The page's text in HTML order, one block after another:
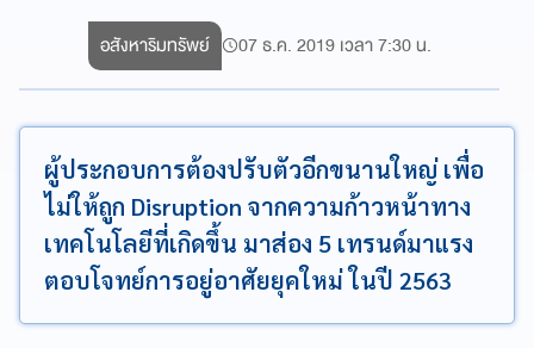
อสังหาริมทรัพย์ 07 ธ.ค. 2019 เวลา 7:30 น.
ผู้ประกอบการต้องปรับตัวอีกขนานใหญ่ เพื่อ
ไม่ให้ถูก Disruption จากความก้าวหน้าทาง
เทคโนโลยีที่เกิดขึ้น มาส่อง 5 เทรนด์มาแรง
ตอบโจทย์การอยู่อาศัยยุคใหม่ ในปี 2563